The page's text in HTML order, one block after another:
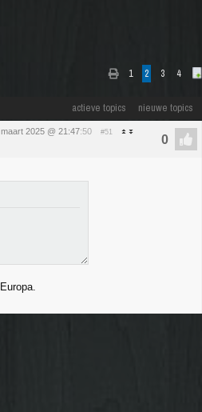
1 2 3 4
actieve topics nieuwe topics
2025 @ 21:47:50 #51